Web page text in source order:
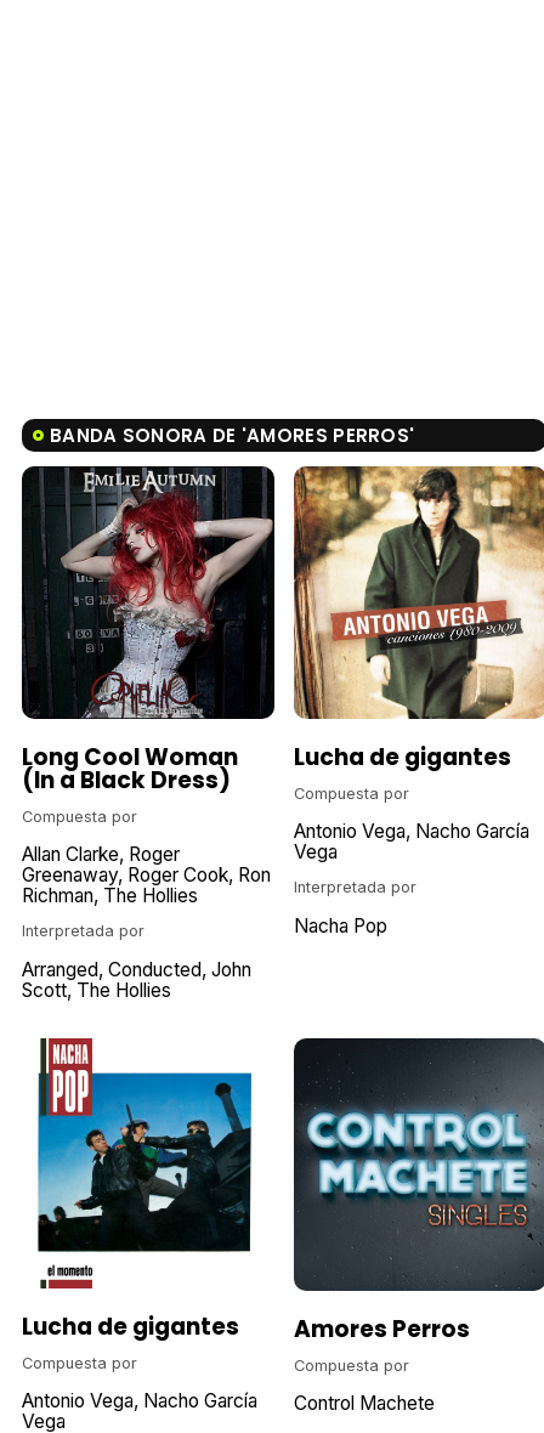
BANDA SONORA DE 'AMORES PERROS'
Long Cool Woman
(In a Black Dress)
Compuesta por
Allan Clarke
Roger
Greenaway Roger Cook Ron
Richman The Hollies
Interpretada por
Arranged Conducted John
Scott The Hollies
Lucha de gigantes
Compuesta por
Antonio Vega Nacho García
Vega
Interpretada por
Nacha Pop
Lucha de gigantes
Compuesta por
Antonio Vega Nacho García
Vega
Amores Perros
Compuesta por
Control Machete